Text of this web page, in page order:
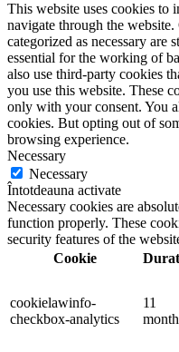
This website uses cookies to
navigate through the
categorized as necessary are
essential for the working of
also use third-party cookies
you use this website. These
only with your consent. You
cookies. But opting out of
browsing experience.
Necessary
Necessary
Întotdeauna activate
Necessary cookies are
function properly. These
security features of the
Cookie
cookielawinfo-
checkbox-analytics
11